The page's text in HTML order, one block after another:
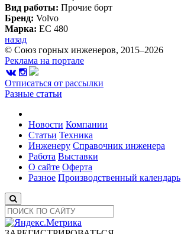
Вид работы: Прочие борт
Бренд: Volvo
Марка: EC 480
назад
© Союз горных инженеров, 2015–2026
Реклама на портале
Отписаться от рассылки
Разные статьи
Новости Компании
Статьи Техника
Инженеру Справочник инженера
Работа Выставки
О сайте Оферта
Разное Производственный календарь